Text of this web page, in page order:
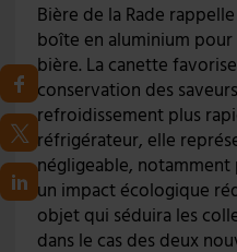
Bière de la Rade
boîte en aluminium
bière. La canette
conservation des
refroidissement plus
réfrigérateur, elle
négligeable, notamment
un impact écologique
objet qui séduira les
dans le cas des deux